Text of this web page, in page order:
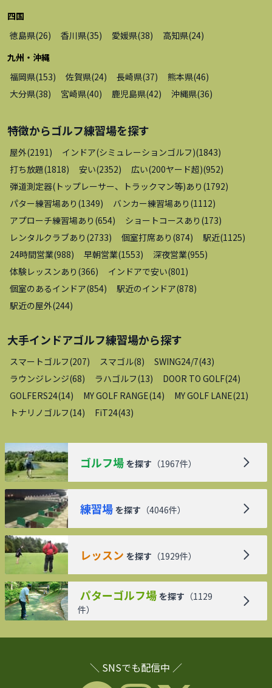
四国
徳島県(26) 香川県(35) 愛媛県(38) 高知県(24)
九州・沖縄
福岡県(153) 佐賀県(24) 長崎県(37) 熊本県(46)
大分県(38) 宮崎県(40) 鹿児島県(42) 沖縄県(36)
特徴からゴルフ練習場を探す
屋外(2191 ) インドア(シミュレーションゴルフ)(1843)
打ち放題(1818) 安い(2352) 広い(200ヤード超)(952)
弾道測定器(トップレーサー、トラックマン等)あり (1792)
パター練習場あり (1349) バンカー練習場あり (1112)
アプローチ練習場あり (654) ショートコースあり (173)
レンタルクラブあり (2733) 個室打席あり (874) 駅近(1125)
24時間営業(988) 早朝営業(1553) 深夜営業(955)
体験レッスンあり (366) インドアで安い(801 )
個室のあるインドア(854) 駅近のインドア(878)
駅近の屋外(244)
大手インドアゴルフ練習場から探す
スマートゴルフ(207) スマゴル(8) SWING24/7(43)
ラウンジレンジ(68) ラハゴルフ(13) DOOR TO GOLF(24)
GOLFERS24(14) MY GOLF RANGE(14) MY GOLF LANE(21 )
トナリノゴルフ(14) FiT24(43)
ゴルフ場 を探す （1967件）
練習場 を探す （4046件）
レッスン を探す （1929件）
パターゴルフ場 を探す （1129
件）
＼ SNSでも配信中 ／